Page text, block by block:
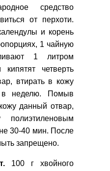
средство
от перхоти.
и корень
1 чайную
1 литром
четверть
втирать в кожу
неделю. Помыв
данный отвар,
полиэтиленовым
30-40 мин. После
запрещено.
100 г хвойного